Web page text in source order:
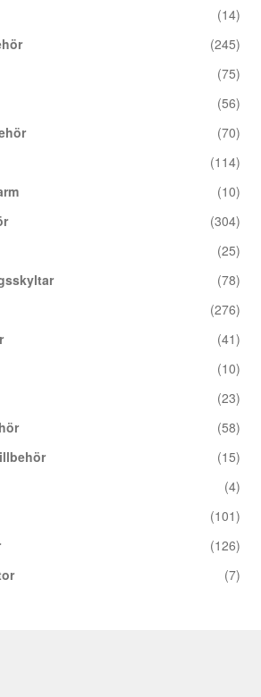
(14)
(245)
(75)
(56)
(70)
(114)
(10)
(304)
(25)
(78)
(276)
(41)
(10)
(23)
(58)
(15)
(4)
(101)
(126)
(7)